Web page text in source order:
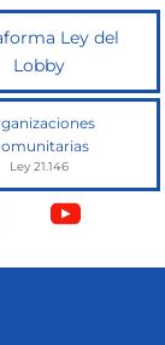
Ley del
Lobby
Ley 21.146